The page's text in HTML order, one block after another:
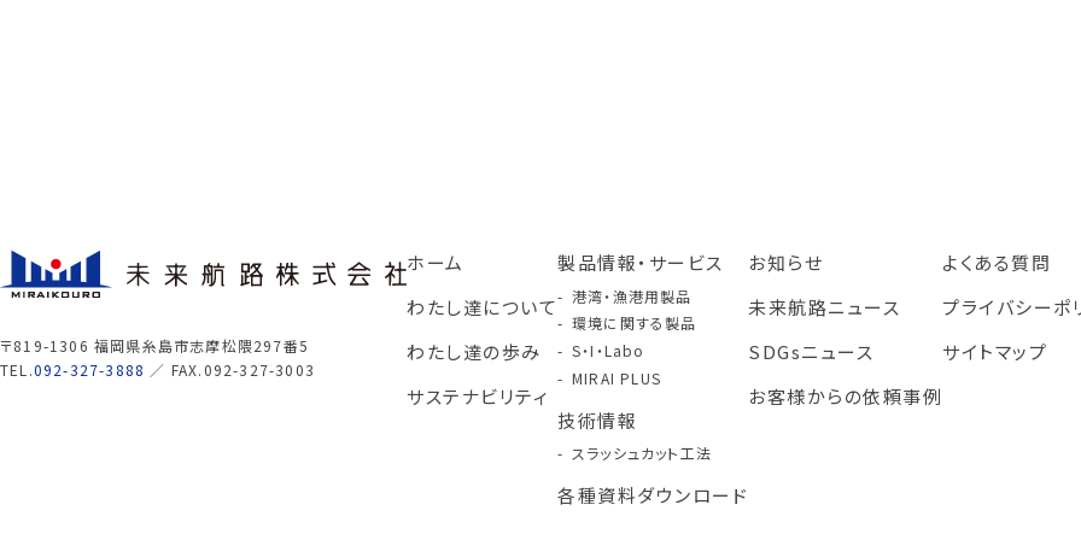
〒819-1306 福岡県糸島市志摩松隈297番5
TEL.092-327-3888 ／ FAX.092-327-3003
ホーム
わたし達について
わたし達の歩み
サステナビリティ
製品情報・サービス
港湾・漁港用製品
環境に関する製品
S・I・Labo
MIRAI PLUS
技術情報
スラッシュカット工法
各種資料ダウンロード
お知らせ
未来航路ニュース
SDGsニュース
お客様からの依頼事例
よくある質問
プライバシーポ
サイトマップ